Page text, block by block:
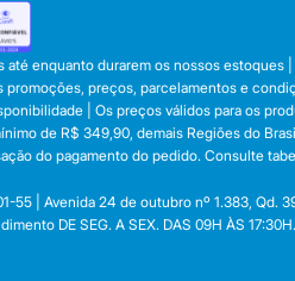
enquanto durarem os nossos
promoções, preços, parcelamentos e
| Os preços válidos para os
de R$ 349,90, demais Regiões do
do pagamento do pedido. Consulte
55 | Avenida 24 de outubro nº 1.383, Qd.
DE SEG. A SEX. DAS 09H ÀS